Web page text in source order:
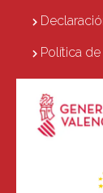
Política